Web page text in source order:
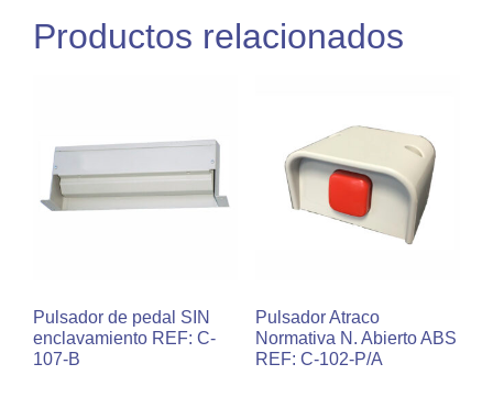
Productos relacionados
Pulsador de pedal SIN
enclavamiento REF: C-
107-B
Pulsador Atraco
Normativa N. Abierto ABS
REF: C-102-P/A